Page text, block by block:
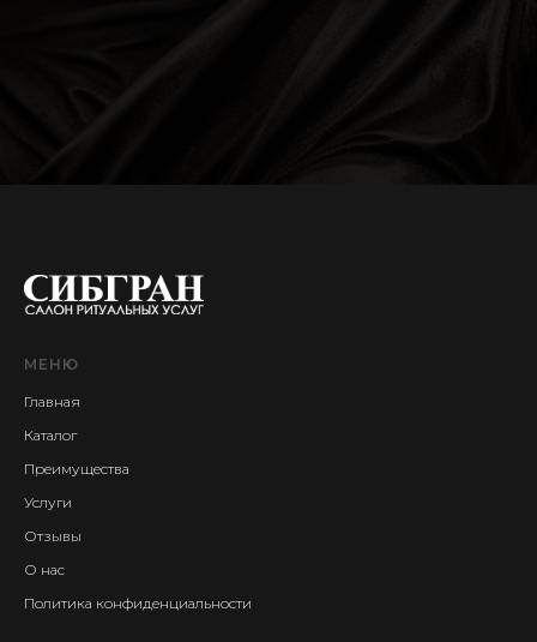
МЕНЮ
Главная
Каталог
Преимущества
Услуги
Отзывы
О нас
Политика конфиденциальности